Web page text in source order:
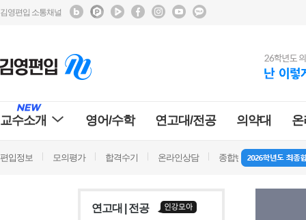
김영편입 소통채널
교수소개 영어/수학 연고대/전공 의약대
편입정보 모의평가 합격수기 온라인상담 종합반 방문상담
연고대 | 전공